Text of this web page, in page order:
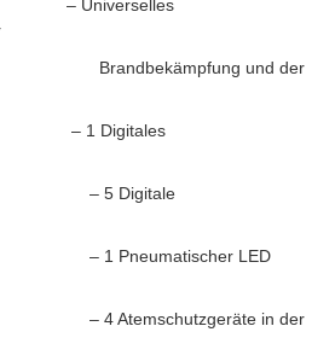
– Universelles
und der
Digitales
LED
in der